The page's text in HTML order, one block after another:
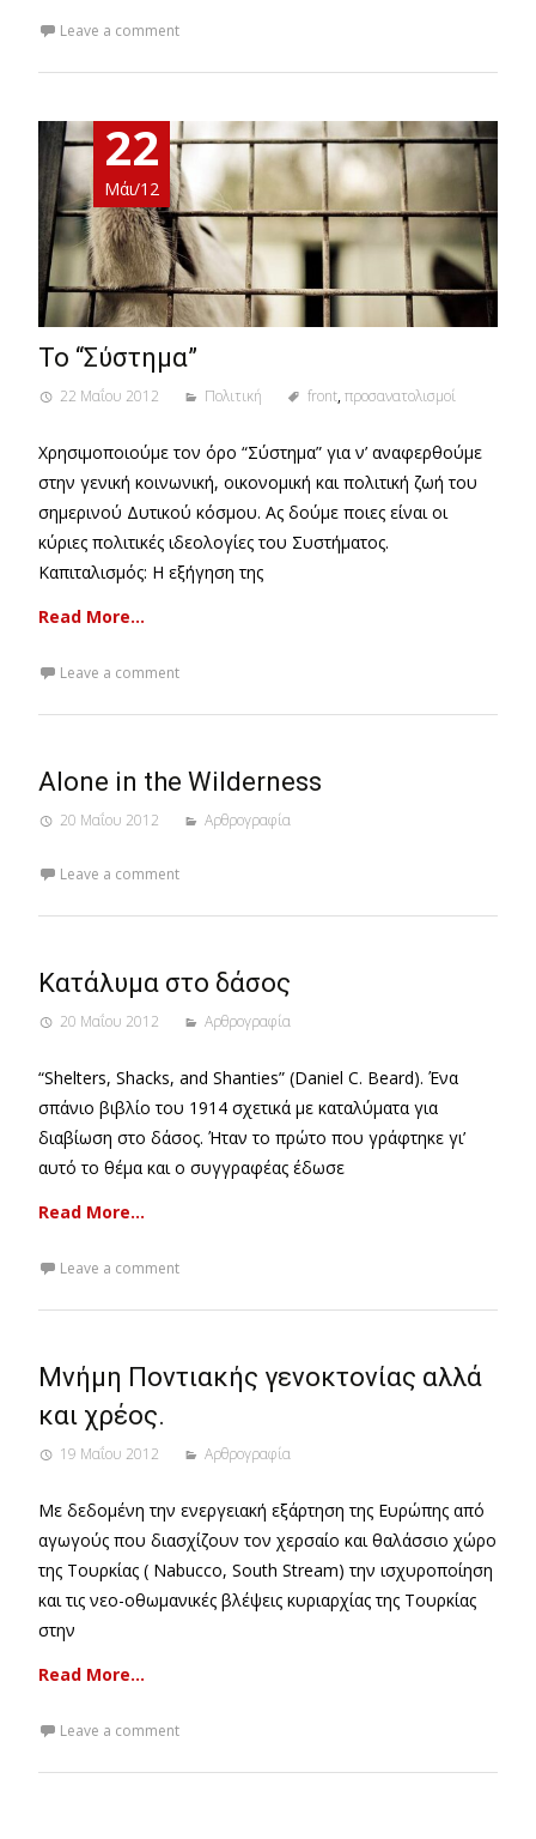
Leave a comment
22
Μάι/12
Το “Σύστημα”
22 Μαΐου 2012 Πολιτική front,προσανατολισμοί
Χρησιμοποιούμε τον όρο “Σύστημα” για ν’ αναφερθούμε
στην γενική κοινωνική, οικονομική και πολιτική ζωή του
σημερινού Δυτικού κόσμου. Ας δούμε ποιες είναι οι
κύριες πολιτικές ιδεολογίες του Συστήματος.
Καπιταλισμός: Η εξήγηση της
Read More…
Leave a comment
Alone in the Wilderness
20 Μαΐου 2012 Αρθρογραφία
Leave a comment
Κατάλυμα στο δάσος
20 Μαΐου 2012 Αρθρογραφία
“Shelters, Shacks, and Shanties” (Daniel C. Beard). Ένα
σπάνιο βιβλίο του 1914 σχετικά με καταλύματα για
διαβίωση στο δάσος. Ήταν το πρώτο που γράφτηκε γι’
αυτό το θέμα και ο συγγραφέας έδωσε
Read More…
Leave a comment
Μνήμη Ποντιακής γενοκτονίας αλλά
και χρέος.
19 Μαΐου 2012 Αρθρογραφία
Με δεδομένη την ενεργειακή εξάρτηση της Ευρώπης από
αγωγούς που διασχίζουν τον χερσαίο και θαλάσσιο χώρο
της Τουρκίας ( Nabucco, South Stream) την ισχυροποίηση
και τις νεο-οθωμανικές βλέψεις κυριαρχίας της Τουρκίας
στην
Read More…
Leave a comment